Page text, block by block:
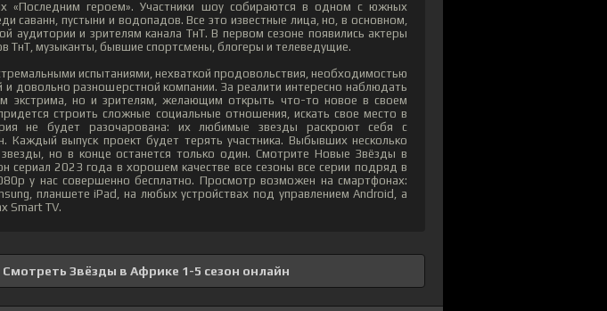
«Последним героем». Участники шоу собираются в одном с южных
саванн, пустыни и водопадов. Все это известные лица, но, в основном,
аудитории и зрителям канала ТнТ. В первом сезоне появились актеры
ТнТ, музыканты, бывшие спортсмены, блогеры и телеведущие.
испытаниями, нехваткой продовольствия, необходимостью
довольно разношерстной компании. За реалити интересно наблюдать
экстрима, но и зрителям, желающим открыть что-то новое в своем
строить сложные социальные отношения, искать свое место в
не будет разочарована: их любимые звезды раскроют себя с
Каждый выпуск проект будет терять участника. Выбывших несколько
но в конце останется только один. Смотрите Новые Звёзды в
сериал 2023 года в хорошем качестве все сезоны все серии подряд в
у нас совершенно бесплатно. Просмотр возможен на смартфонах:
планшете iPad, на любых устройствах под управлением Android, а
Smart TV.
Смотреть Звёзды в Африке 1-5 сезон онлайн